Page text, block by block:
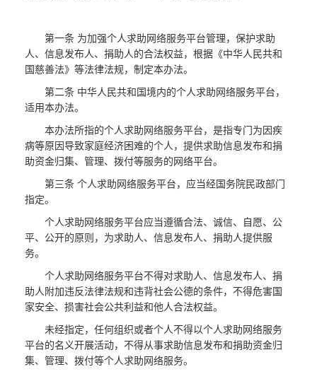
第一条 为加强个人求助网络服务平台管理，保护求助
人、信息发布人、捐助人的合法权益，根据《中华人民共和
国慈善法》等法律法规，制定本办法。
第二条 中华人民共和国境内的个人求助网络服务平台，
适用本办法。
本办法所指的个人求助网络服务平台，是指专门为因疾
病等原因导致家庭经济困难的个人，提供求助信息发布和捐
助资金归集、管理、拨付等服务的网络平台。
第三条 个人求助网络服务平台，应当经国务院民政部门
指定。
个人求助网络服务平台应当遵循合法、诚信、自愿、公
平、公开的原则，为求助人、信息发布人、捐助人提供服
务。
个人求助网络服务平台不得对求助人、信息发布人、捐
助人附加违反法律法规和违背社会公德的条件，不得危害国
家安全、损害社会公共利益和他人合法权益。
未经指定，任何组织或者个人不得以个人求助网络服务
平台的名义开展活动，不得从事求助信息发布和捐助资金归
集、管理、拨付等个人求助网络服务。